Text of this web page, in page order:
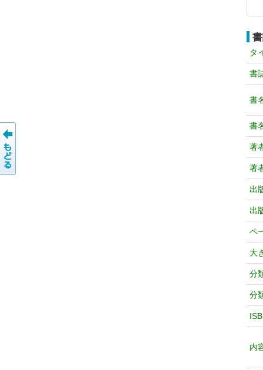
タ
書
書
書
著
著
出
出
ペ
大
分
分
内